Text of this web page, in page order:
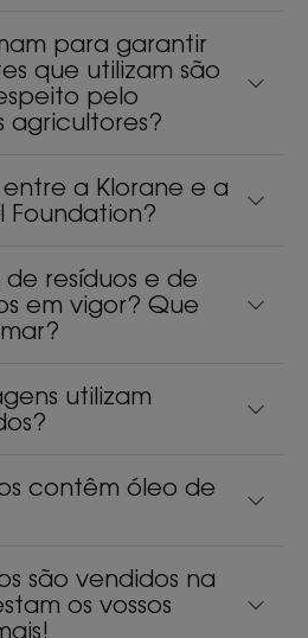
para garantir
que utilizam são
pelo
agricultores?
a Klorane e a
Foundation?
resíduos e de
em vigor? Que
utilizam
contêm óleo de
são vendidos na
os vossos